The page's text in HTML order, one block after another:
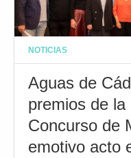
NOTICIAS
Aguas de
premios de
Concurso de
emotivo acto